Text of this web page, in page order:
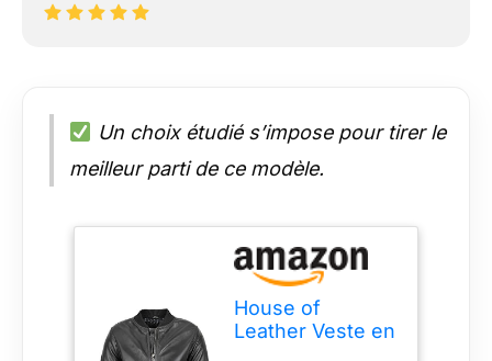
Un choix étudié s’impose pour tirer le
meilleur parti de ce modèle.
House of
Leather Veste en